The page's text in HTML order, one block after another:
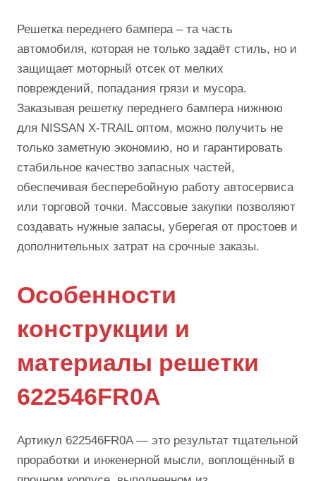
Решетка переднего бампера – та часть
автомобиля, которая не только задаёт стиль, но и
защищает моторный отсек от мелких
повреждений, попадания грязи и мусора.
Заказывая решетку переднего бампера нижнюю
для NISSAN X-TRAIL оптом, можно получить не
только заметную экономию, но и гарантировать
стабильное качество запасных частей,
обеспечивая бесперебойную работу автосервиса
или торговой точки. Массовые закупки позволяют
создавать нужные запасы, уберегая от простоев и
дополнительных затрат на срочные заказы.
Особенности
конструкции и
материалы решетки
622546FR0A
Артикул 622546FR0A — это результат тщательной
проработки и инженерной мысли, воплощённый в